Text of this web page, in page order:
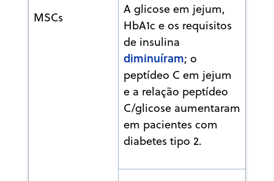
MSCs
A glicose em jejum,
HbA1c e os requisitos
de insulina
diminuíram; o
peptídeo C em jejum
e a relação peptídeo
C/glicose aumentaram
em pacientes com
diabetes tipo 2.